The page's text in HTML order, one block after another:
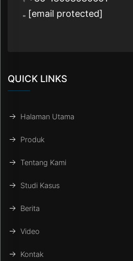
[email protected]
QUICK LINKS
Halaman Utama
Produk
Tentang Kami
Studi Kasus
Berita
Video
Kontak